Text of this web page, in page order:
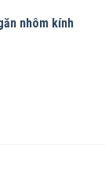
nhôm kính